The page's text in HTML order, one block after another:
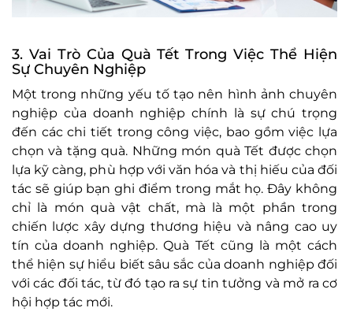
3. Vai Trò Của Quà Tết Trong Việc Thể Hiện
Sự Chuyên Nghiệp
Một trong những yếu tố tạo nên hình ảnh chuyên
nghiệp của doanh nghiệp chính là sự chú trọng
đến các chi tiết trong công việc, bao gồm việc lựa
chọn và tặng quà. Những món quà Tết được chọn
lựa kỹ càng, phù hợp với văn hóa và thị hiếu của đối
tác sẽ giúp bạn ghi điểm trong mắt họ. Đây không
chỉ là món quà vật chất, mà là một phần trong
chiến lược xây dựng thương hiệu và nâng cao uy
tín của doanh nghiệp. Quà Tết cũng là một cách
thể hiện sự hiểu biết sâu sắc của doanh nghiệp đối
với các đối tác, từ đó tạo ra sự tin tưởng và mở ra cơ
hội hợp tác mới.